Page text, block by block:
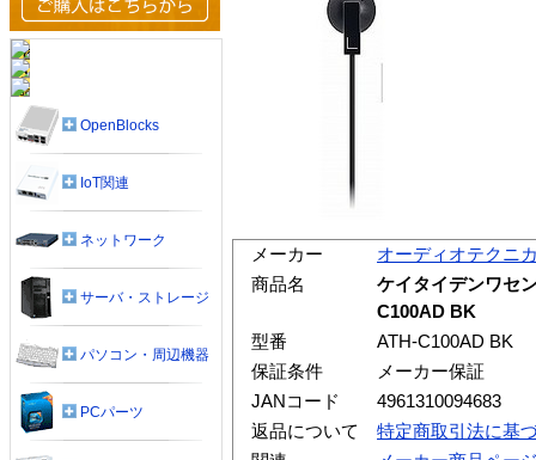
メーカー
オーディオテクニ
商品名
ケイタイデンワセ
C100AD BK
型番
ATH-C100AD BK
保証条件
メーカー保証
JANコード
4961310094683
返品について
特定商取引法に基
OpenBlocks
IoT関連
ネットワーク
サーバ・ストレージ
パソコン・周辺機器
PCパーツ